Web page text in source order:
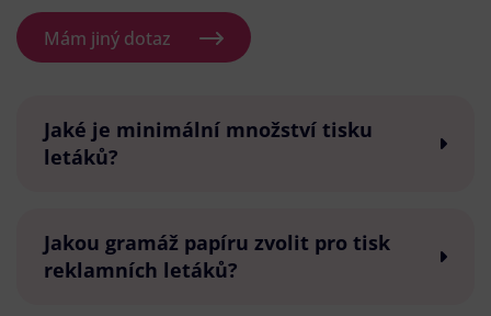
Mám jiný dotaz
Jaké je minimální množství tisku
letáků?
Jakou gramáž papíru zvolit pro tisk
reklamních letáků?